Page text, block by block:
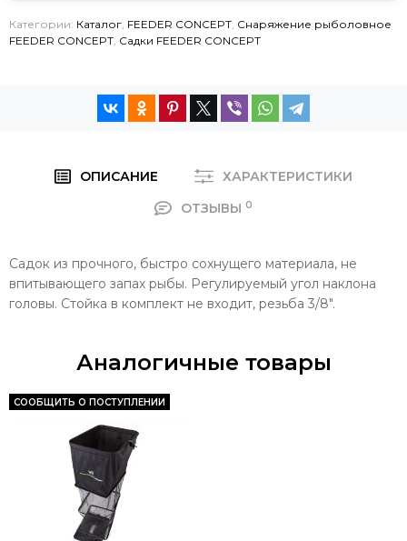
Категории: Каталог, FEEDER CONCEPT, Снаряжение рыболовное
FEEDER CONCEPT, Садки FEEDER CONCEPT
ОПИСАНИЕ
ХАРАКТЕРИСТИКИ
ОТЗЫВЫ 0
Садок из прочного, быстро сохнущего материала, не
впитывающего запах рыбы. Регулируемый угол наклона
головы. Стойка в комплект не входит, резьба 3/8".
Аналогичные товары
СООБЩИТЬ О ПОСТУПЛЕНИИ